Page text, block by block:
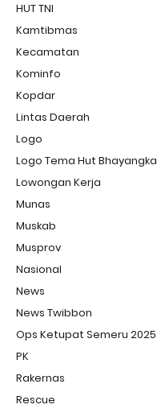
HUT TNI
Kamtibmas
Kecamatan
Kominfo
Kopdar
Lintas Daerah
Logo
Logo Tema Hut
Lowongan Kerja
Munas
Muskab
Musprov
Nasional
News
News Twibbon
Ops Ketupat Semeru 2025
PK
Rakernas
Rescue